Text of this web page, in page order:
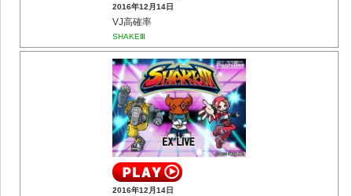
2016年12月14日
VJ高確率
SHAKEⅢ
2016年12月14日